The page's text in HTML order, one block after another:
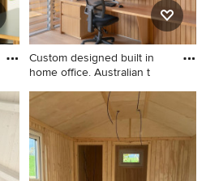
Custom designed built in
home office. Australian t
Idéer för mellanstora funkis
hemmabibliotek, med ljust
trägolv och ett inbyggt
skrivbord